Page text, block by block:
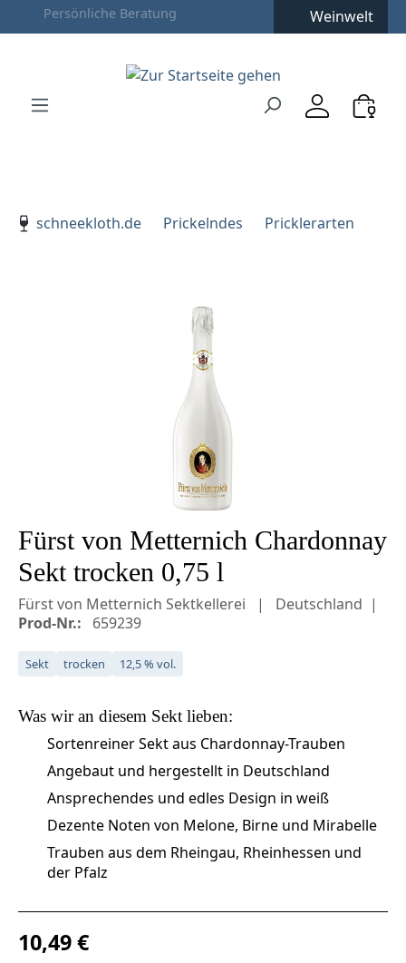
Zum Hauptinhalt springen
Zur Hauptnavigation springen
Weinwelt
schneekloth.de
Prickelndes Pricklerarten
Bildergalerie überspringen
Fürst von Metternich Chardonnay
Sekt trocken 0,75 l
Fürst von Metternich Sektkellerei
Deutschland
Prod-Nr.:
659239
Sekt trocken 12,5 % vol.
Was wir an diesem Sekt lieben:
Sortenreiner Sekt aus Chardonnay-Trauben
Angebaut und hergestellt in Deutschland
Ansprechendes und edles Design in weiß
Dezente Noten von Melone, Birne und Mirabelle
Trauben aus dem Rheingau, Rheinhessen und
der Pfalz
Regulärer Preis:
10,49 €